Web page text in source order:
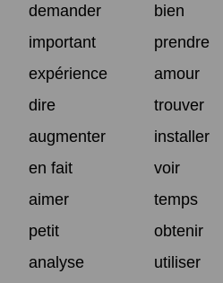
demander
bien
important
prendre
expérience
amour
dire
trouver
augmenter
installer
en fait
voir
aimer
temps
petit
obtenir
analyse
utiliser